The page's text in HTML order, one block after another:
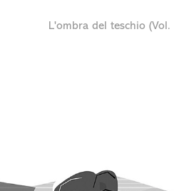
L'ombra del teschio (Vol.